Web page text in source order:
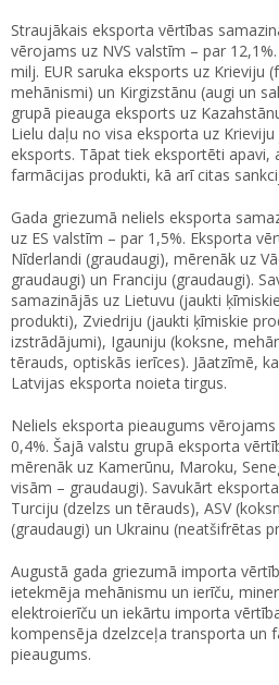
Straujākais eksporta vērtības
vērojams uz NVS valstīm – par
milj. EUR saruka eksports uz Krieviju
mehānismi) un Kirgizstānu (augi un
grupā pieauga eksports uz
Lielu daļu no visa eksporta uz
eksports. Tāpat tiek eksportēti apavi,
farmācijas produkti, kā arī citas
Gada griezumā neliels eksporta
uz ES valstīm – par 1,5%. Eksporta
Nīderlandi (graudaugi), mērenāk uz
graudaugi) un Franciju (graudaugi).
samazinājās uz Lietuvu (jaukti
produkti), Zviedriju (jaukti ķīmiskie
izstrādājumi), Igauniju (koksne,
tērauds, optiskās ierīces). Jāatzīmē,
Latvijas eksporta noieta tirgus.
Neliels eksporta pieaugums
0,4%. Šajā valstu grupā eksporta
mērenāk uz Kamerūnu, Maroku,
visām – graudaugi). Savukārt
Turciju (dzelzs un tērauds), ASV
(graudaugi) un Ukrainu (neatšifrētas
Augustā gada griezumā importa
ietekmēja mehānismu un ierīču,
elektroierīču un iekārtu importa
kompensēja dzelzceļa transporta un
pieaugums.